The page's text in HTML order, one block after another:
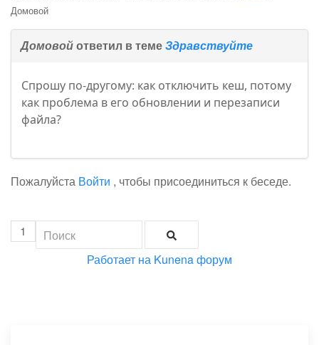
Домовой
Домовойответил в темеЗдравствуйте
Спрошу по-другому: как отключить кеш, потому
как проблема в его обновлении и перезаписи
файла?
Пожалуйста Войти , чтобы присоединиться к беседе.
1
Работает на Kunena форум